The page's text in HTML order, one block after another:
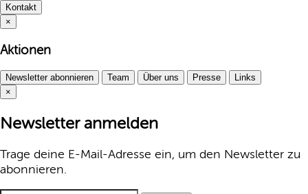
Kontakt
×
Aktionen
Newsletter abonnieren Team Über uns Presse
Links
×
Newsletter anmelden
Trage deine E-Mail-Adresse ein, um den Newsletter zu
abonnieren.